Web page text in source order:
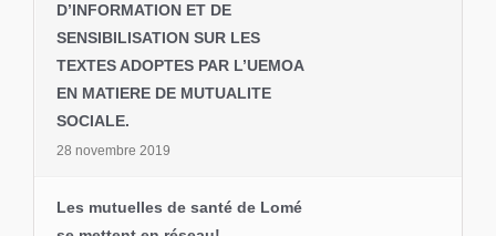
D’INFORMATION ET DE
SENSIBILISATION SUR LES
TEXTES ADOPTES PAR L’UEMOA
EN MATIERE DE MUTUALITE
SOCIALE.
28 novembre 2019
Les mutuelles de santé de Lomé